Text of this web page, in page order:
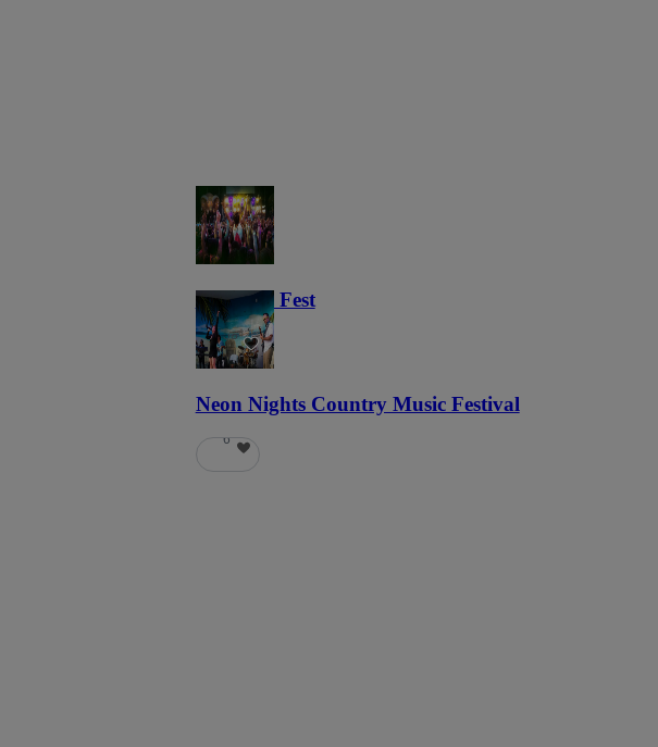
Haunted Fest
58
Neon Nights Country Music Festival
6